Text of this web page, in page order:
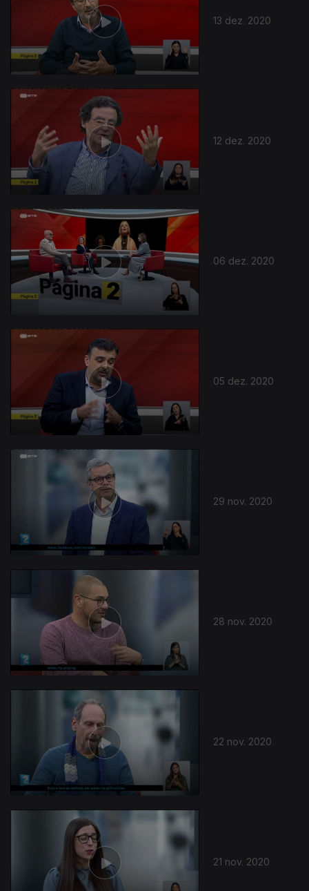
13 dez. 2020
12 dez. 2020
06 dez. 2020
05 dez. 2020
29 nov. 2020
28 nov. 2020
22 nov. 2020
21 nov. 2020